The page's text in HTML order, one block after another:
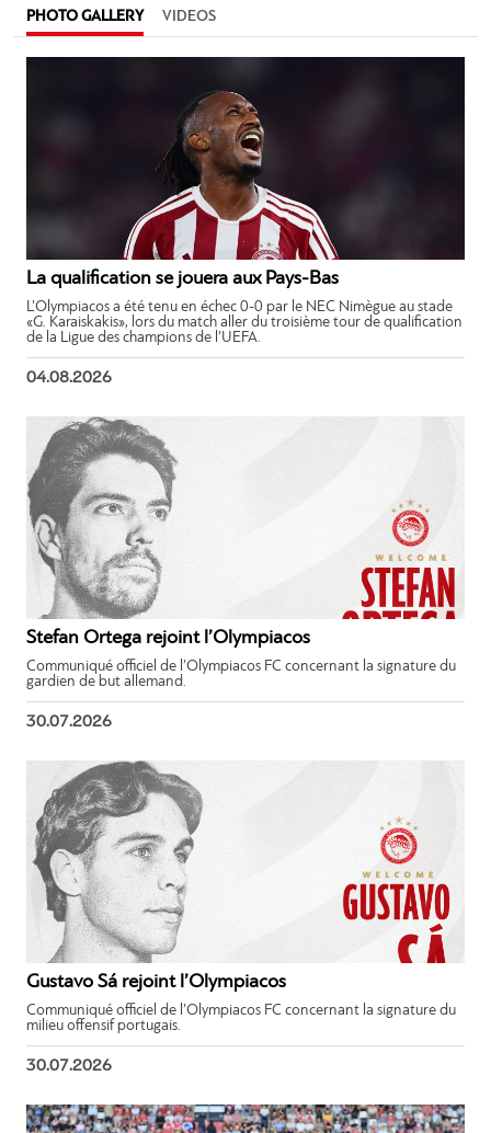
PHOTO GALLERY VIDEOS
La qualification se jouera aux Pays-Bas
L’Olympiacos a été tenu en échec 0-0 par le NEC Nimègue au stade
«G. Karaiskakis», lors du match aller du troisième tour de qualification
de la Ligue des champions de l’UEFA.
04.08.2026
Stefan Ortega rejoint l’Olympiacos
Communiqué officiel de l’Olympiacos FC concernant la signature du
gardien de but allemand.
30.07.2026
Gustavo Sá rejoint l’Olympiacos
Communiqué officiel de l’Olympiacos FC concernant la signature du
milieu offensif portugais.
30.07.2026